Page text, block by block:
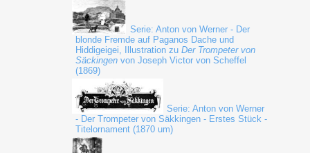
Serie: Anton von Werner - Der
blonde Fremde auf Paganos Dache und
Hiddigeigei, Illustration zu Der Trompeter von
Säckingen von Joseph Victor von Scheffel
(1869)
Serie: Anton von Werner
- Der Trompeter von Säkkingen - Erstes Stück -
Titelornament (1870 um)